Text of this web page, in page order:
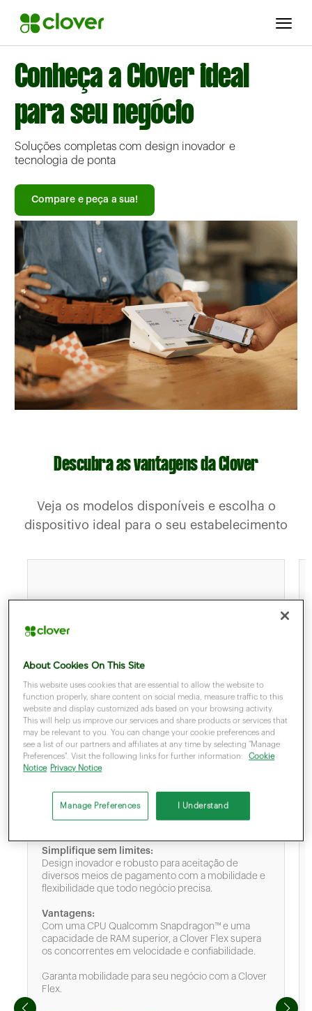
Conheça a Clover ideal
para seu negócio
Soluções completas com design inovador e
tecnologia de ponta
Compare e peça a sua!
Descubra as vantagens da Clover
Veja os modelos disponíveis e escolha o
dispositivo ideal para o seu estabelecimento
Flex
No balcão, na mesa ou em qualquer lugar:
dinamize o checkout com o design portátil
da Clover Flex, que vem com impressora
precisa para atender melhor e vender
mais.
Simplifique sem limites:
Design inovador e robusto para aceitação de
diversos meios de pagamento com a mobilidade e
flexibilidade que todo negócio precisa.
Vantagens:
Com uma CPU Qualcomm Snapdragon™ e uma
capacidade de RAM superior, a Clover Flex supera
os concorrentes em velocidade e confiabilidade.
Garanta mobilidade para seu negócio com a Clover
Flex.
About Cookies On This Site
This website uses cookies that are essential to allow the website to
function properly, share content on social media, measure traffic to this
website and display customized ads based on your browsing activity.
This will help us improve our services and share products or services that
may be relevant to you. You can change your cookie preferences and
see a list of our partners and affiliates at any time by selecting "Manage
Preferences". Visit the following links for further information:
Cookie
Notice
Privacy Notice
Manage Preferences I Understand